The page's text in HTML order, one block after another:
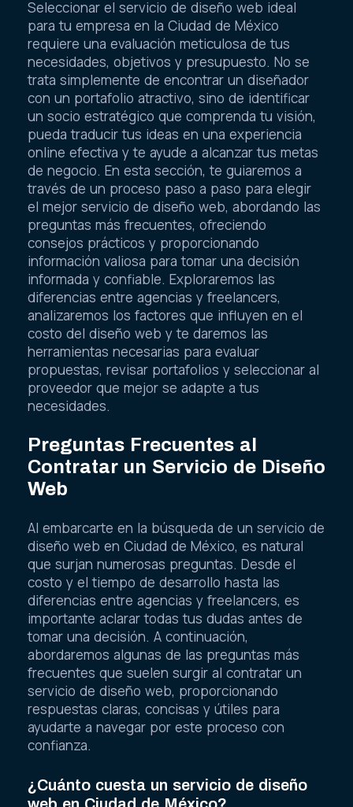
Seleccionar el servicio de diseño web ideal
para tu empresa en la Ciudad de México
requiere una evaluación meticulosa de tus
necesidades, objetivos y presupuesto. No se
trata simplemente de encontrar un diseñador
con un portafolio atractivo, sino de identificar
un socio estratégico que comprenda tu visión,
pueda traducir tus ideas en una experiencia
online efectiva y te ayude a alcanzar tus metas
de negocio. En esta sección, te guiaremos a
través de un proceso paso a paso para elegir
el mejor servicio de diseño web, abordando las
preguntas más frecuentes, ofreciendo
consejos prácticos y proporcionando
información valiosa para tomar una decisión
informada y confiable. Exploraremos las
diferencias entre agencias y freelancers,
analizaremos los factores que influyen en el
costo del diseño web y te daremos las
herramientas necesarias para evaluar
propuestas, revisar portafolios y seleccionar al
proveedor que mejor se adapte a tus
necesidades.
Preguntas Frecuentes al
Contratar un Servicio de Diseño
Web
Al embarcarte en la búsqueda de un servicio de
diseño web en Ciudad de México, es natural
que surjan numerosas preguntas. Desde el
costo y el tiempo de desarrollo hasta las
diferencias entre agencias y freelancers, es
importante aclarar todas tus dudas antes de
tomar una decisión. A continuación,
abordaremos algunas de las preguntas más
frecuentes que suelen surgir al contratar un
servicio de diseño web, proporcionando
respuestas claras, concisas y útiles para
ayudarte a navegar por este proceso con
confianza.
¿Cuánto cuesta un servicio de diseño